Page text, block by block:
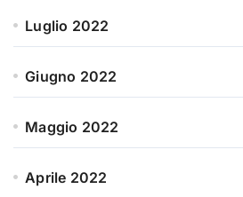
Luglio 2022
Giugno 2022
Maggio 2022
Aprile 2022